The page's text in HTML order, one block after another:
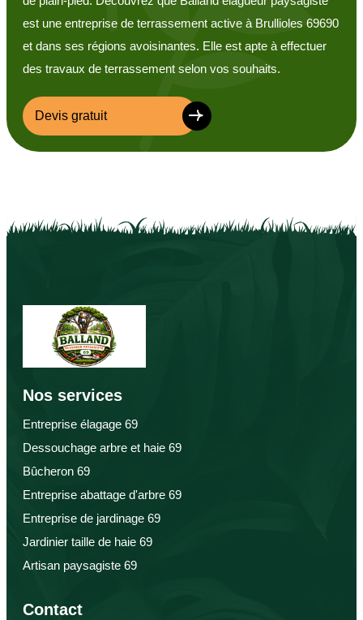
est une entreprise de terrassement active à Brullioles 69690
et dans ses régions avoisinantes. Elle est apte à effectuer
des travaux de terrassement selon vos souhaits.
Devis gratuit
Nos services
Entreprise élagage 69
Dessouchage arbre et haie 69
Bûcheron 69
Entreprise abattage d'arbre 69
Entreprise de jardinage 69
Jardinier taille de haie 69
Artisan paysagiste 69
Contact